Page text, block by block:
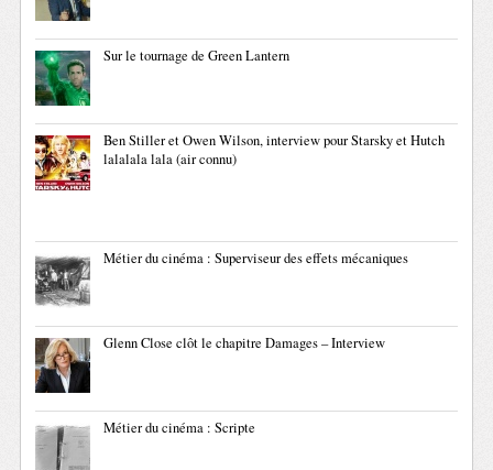
Sur le tournage de Green Lantern
Ben Stiller et Owen Wilson, interview pour Starsky et Hutch
lalalala lala (air connu)
Métier du cinéma : Superviseur des effets mécaniques
Glenn Close clôt le chapitre Damages – Interview
Métier du cinéma : Scripte